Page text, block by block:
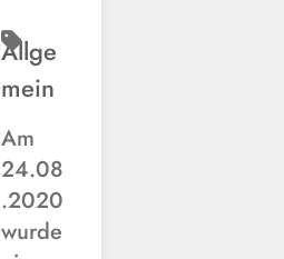
Allge
mein
Am
24.08
.2020
wurde